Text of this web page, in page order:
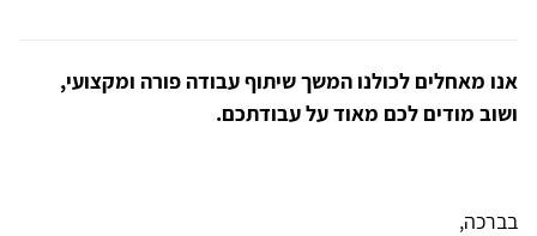
אנו מאחלים לכולנו המשך שיתוף עבודה פורה ומקצועי,
ושוב מודים לכם מאוד על עבודתכם.
בברכה,